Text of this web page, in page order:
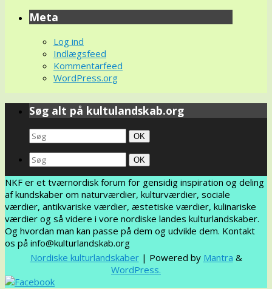
Meta
Log ind
Indlægsfeed
Kommentarfeed
WordPress.org
Søg alt på kultulandskab.org
Search
for:
Søg
OK
Search
for:
Søg
OK
NKF er et tværnordisk forum for gensidig inspiration og deling
af kundskaber om naturværdier, kulturværdier, sociale
værdier, antikvariske værdier, æstetiske værdier, kulinariske
værdier og så videre i vore nordiske landes kulturlandskaber.
Og hvordan man kan passe på dem og udvikle dem. Kontakt
os på info@kulturlandskab.org
Nordiske kulturlandskaber| Powered by Mantra &
WordPress.